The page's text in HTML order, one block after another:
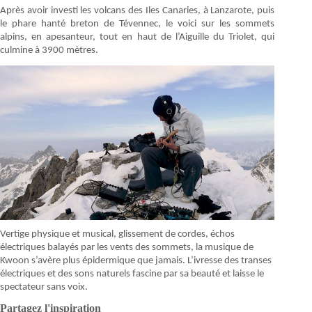
Après avoir investi les volcans des Iles Canaries, à Lanzarote, puis
le phare hanté breton de Tévennec, le voici sur les sommets
alpins, en apesanteur, tout en haut de l’Aiguille du Triolet, qui
culmine à 3900 mètres.
Vertige physique et musical, glissement de cordes, échos
électriques balayés par les vents des sommets, la musique de
Kwoon s’avère plus épidermique que jamais. L’ivresse des transes
électriques et des sons naturels fascine par sa beauté et laisse le
spectateur sans voix.
Partagez l'inspiration